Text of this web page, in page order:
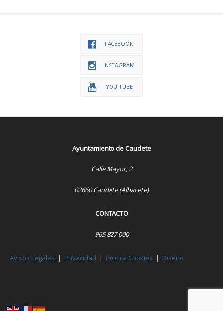
FACEBOOK
INSTAGRAM
YOU TUBE
Ayuntamiento de Caudete
Calle Mayor, 2
02660 Caudete (Albacete)
CONTACTO
965 827 000
Avisos Legales | Privacidad | Política Cookies | Diseño